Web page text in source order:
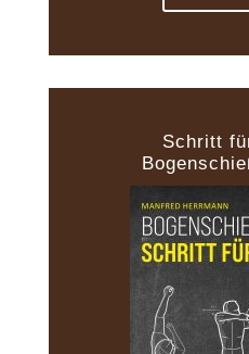
Schritt